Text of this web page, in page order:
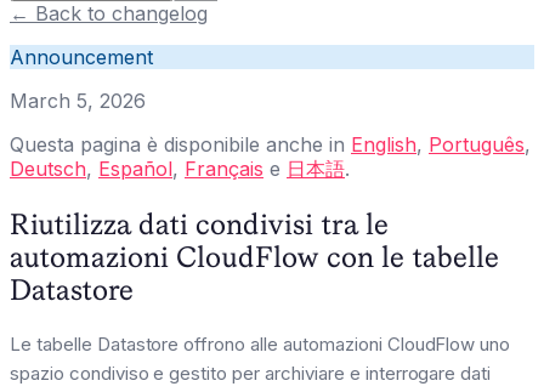
← Back to changelog
Announcement
March 5, 2026
Questa pagina è disponibile anche in English, Português,
Deutsch, Español, Français e 日本語.
Riutilizza dati condivisi tra le
automazioni CloudFlow con le tabelle
Datastore
Le tabelle Datastore offrono alle automazioni CloudFlow uno
spazio condiviso e gestito per archiviare e interrogare dati